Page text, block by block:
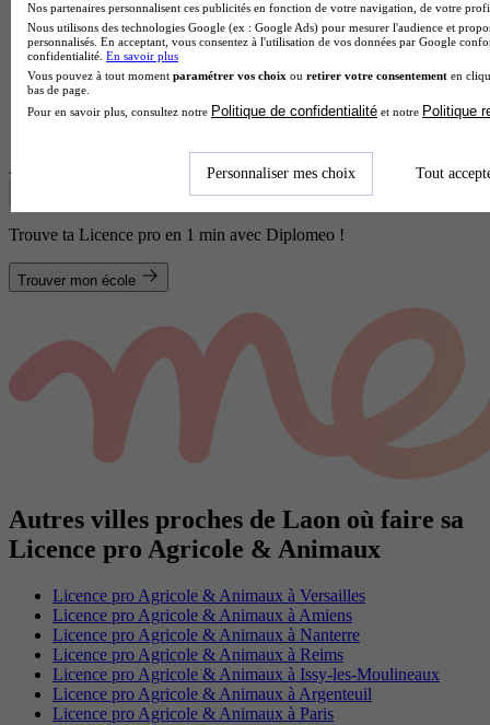
Institut universitaire de technologie
Afficher plus de résultats
Trouve ta Licence pro en 1 min avec Diplomeo !
Trouver mon école
Autres villes proches de Laon où faire sa
Licence pro Agricole & Animaux
Licence pro Agricole & Animaux à Versailles
Licence pro Agricole & Animaux à Amiens
Licence pro Agricole & Animaux à Nanterre
Licence pro Agricole & Animaux à Reims
Licence pro Agricole & Animaux à Issy-les-Moulineaux
Licence pro Agricole & Animaux à Argenteuil
Licence pro Agricole & Animaux à Paris
Nos partenaires personnalisent ces publicités en fonction de votre navigation, de votre
Nous utilisons des technologies Google (ex : Google Ads) pour mesurer l'audience et
personnalisés. En acceptant, vous consentez à l'utilisation de vos données par Google
confidentialité. En savoir plus
Vous pouvez à tout moment paramétrer vos choix ou retirer votre consentement en
bas de page.
Pour en savoir plus, consultez notre Politique de confidentialité et notre Politique
Personnaliser mes choix Tout